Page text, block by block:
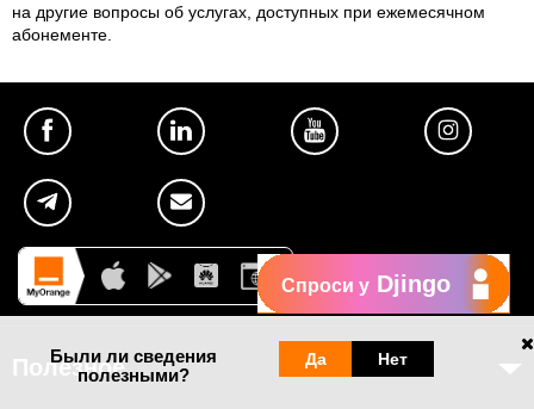
на другие вопросы об услугах, доступных при ежемесячном
абонементе.
Были ли сведения
полезными?
Да Нет
Полезное
Спроси у Djingo